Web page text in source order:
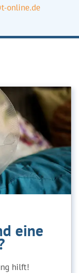
online.de
eine
hilft!